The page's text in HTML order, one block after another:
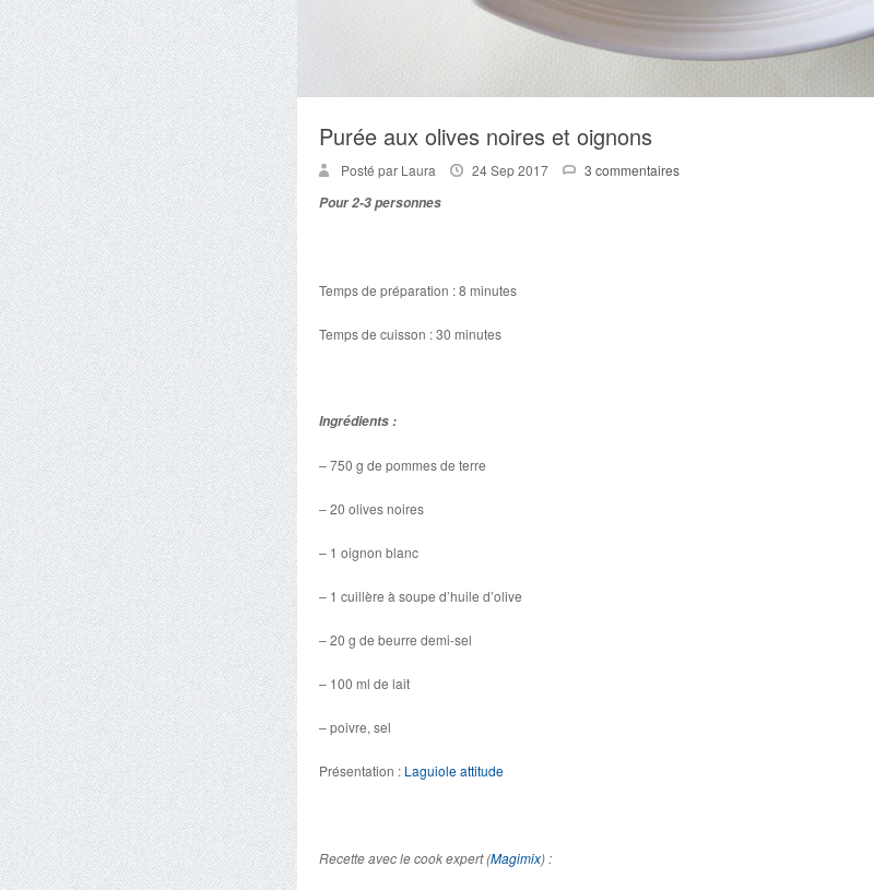
Purée aux olives noires et oignons
Posté par Laura 24 Sep 2017
3 commentaires
Pour 2-3 personnes
Temps de préparation : 8 minutes
Temps de cuisson : 30 minutes
Ingrédients :
– 750 g de pommes de terre
– 20 olives noires
– 1 oignon blanc
– 1 cuillère à soupe d’huile d’olive
– 20 g de beurre demi-sel
– 100 ml de lait
– poivre, sel
Présentation : Laguiole attitude
Recette avec le cook expert (Magimix) :